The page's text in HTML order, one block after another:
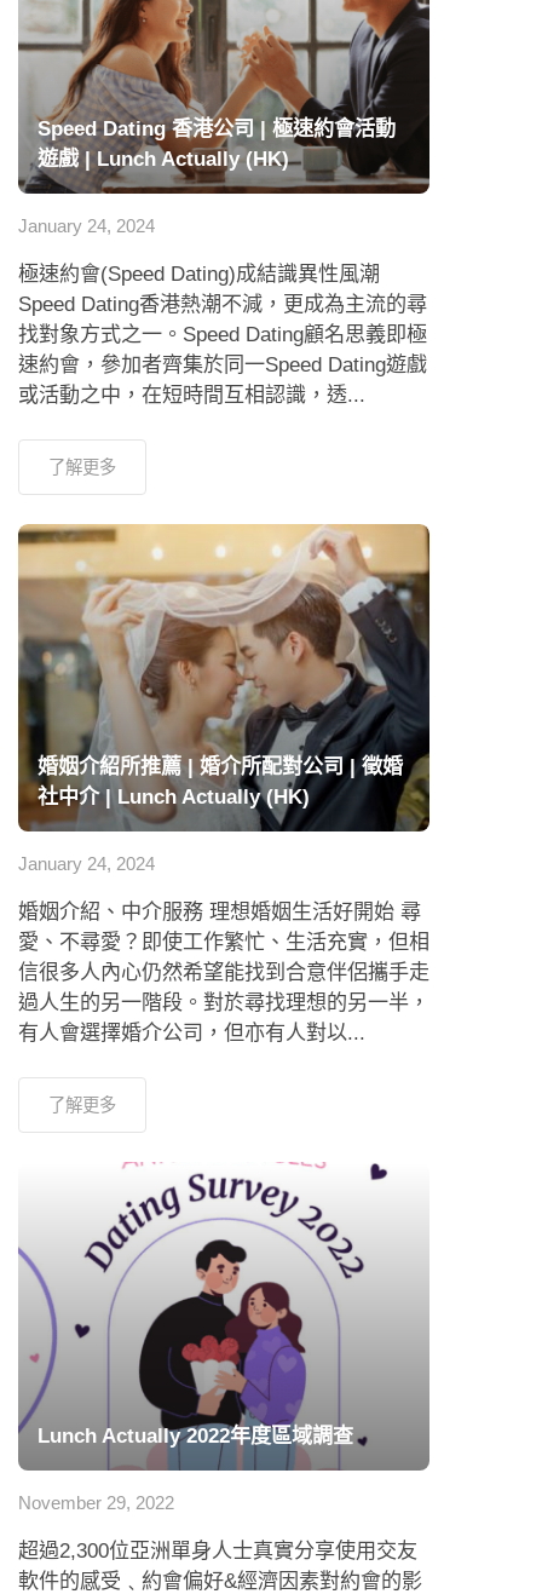
Speed Dating 香港公司 | 極速約會活動
遊戲 | Lunch Actually (HK)
January 24, 2024
極速約會(Speed Dating)成結識異性風潮
Speed Dating香港熱潮不減，更成為主流的尋
找對象方式之一。Speed Dating顧名思義即極
速約會，參加者齊集於同一Speed Dating遊戲
或活動之中，在短時間互相認識，透...
了解更多
婚姻介紹所推薦 | 婚介所配對公司 | 徵婚
社中介 | Lunch Actually (HK)
January 24, 2024
婚姻介紹、中介服務 理想婚姻生活好開始 尋
愛、不尋愛？即使工作繁忙、生活充實，但相
信很多人內心仍然希望能找到合意伴侶攜手走
過人生的另一階段。對於尋找理想的另一半，
有人會選擇婚介公司，但亦有人對以...
了解更多
Lunch Actually 2022年度區域調查
November 29, 2022
超過2,300位亞洲單身人士真實分享使用交友
軟件的感受﹑約會偏好&經濟因素對約會的影